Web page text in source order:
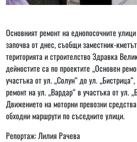
Основният ремонт на еднопосочните
започва от днес, съобщи заместник-
територията и строителство Здравка
дейностите са по проектите „Основен
участъка от ул. „Солун“ до ул.
ремонт на ул. „Вардар“ в участъка от ул.
Движението на моторни превозни
обходни маршрути по съседните улици.
Репортаж: Лилия Рачева